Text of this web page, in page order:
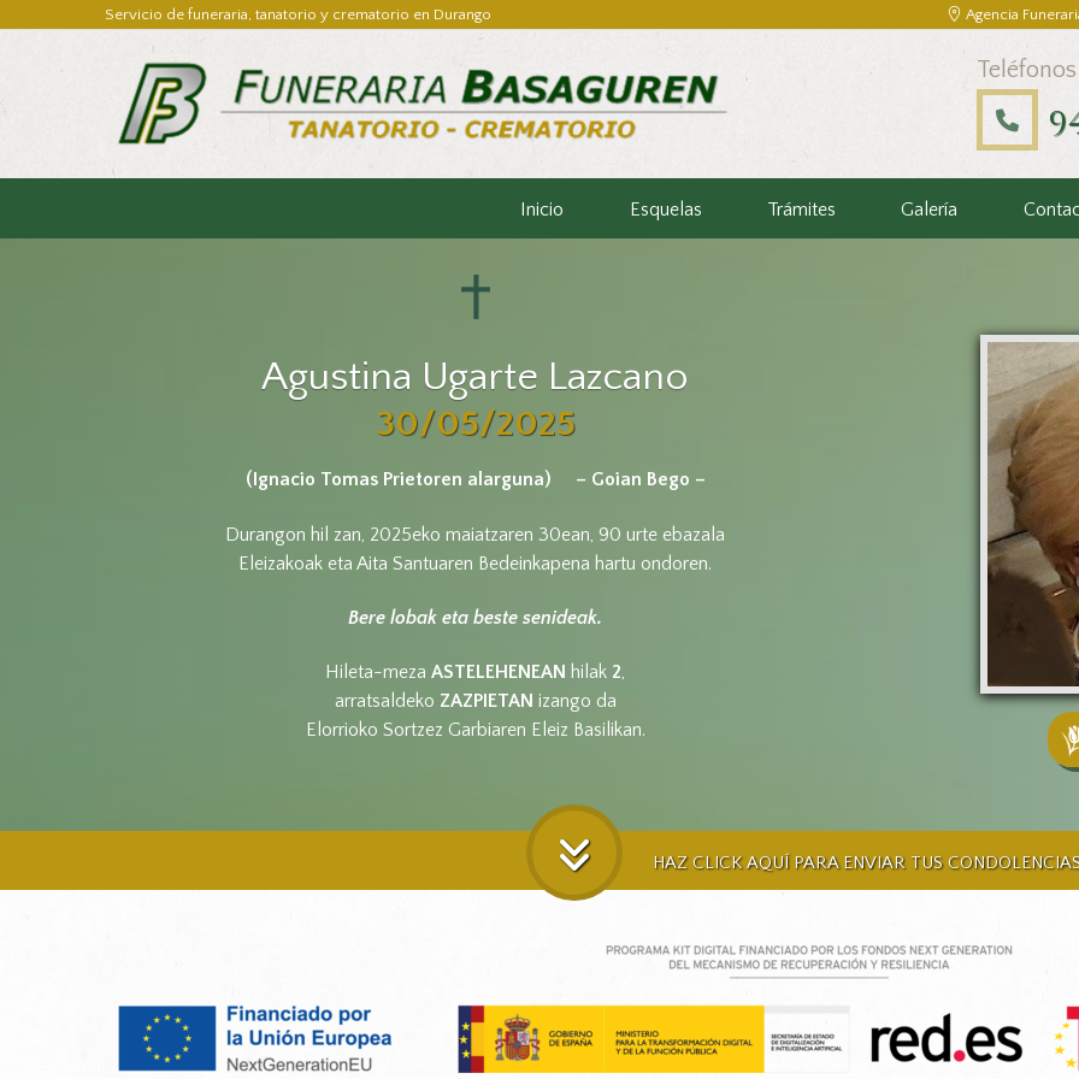
Servicio de funeraria, tanatorio y crematorio en Durango Agencia
Inicio Esquelas Trámites Galería
Agustina Ugarte Lazcano
30/05/2025
(Ignacio Tomas Prietoren alarguna) – Goian Bego –
Durangon hil zan, 2025eko maiatzaren 30ean, 90 urte ebazala
Eleizakoak eta Aita Santuaren Bedeinkapena hartu ondoren.
Bere lobak eta beste senideak.
Hileta-meza ASTELEHENEAN hilak 2,
arratsaldeko ZAZPIETAN izango da
Elorrioko Sortzez Garbiaren Eleiz Basilikan.
HAZ CLICK AQUÍ PARA ENVIAR TUS